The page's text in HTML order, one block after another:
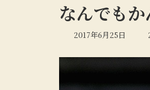
なんでも
2017年6月25日